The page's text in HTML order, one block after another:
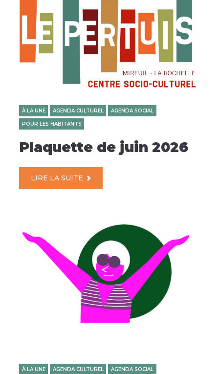
À LA UNE AGENDA CULTUREL AGENDA SOCIAL
POUR LES HABITANTS
Plaquette de juin 2026
LIRE LA SUITE
À LA UNE AGENDA CULTUREL AGENDA SOCIAL